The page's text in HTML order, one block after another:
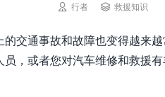
 行者  救援知识
交通事故和故障也变得越来
，或者您对汽车维修和救援